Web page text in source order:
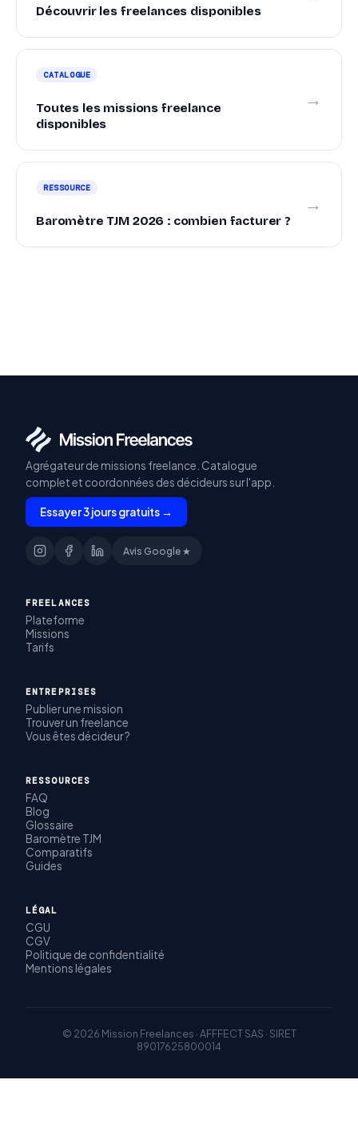
Découvrir les freelances disponibles
CATALOGUE
Toutes les missions freelance
disponibles
→
RESSOURCE
Baromètre TJM 2026 : combien facturer ?
→
Agrégateur de missions freelance. Catalogue
complet et coordonnées des décideurs sur l'app.
Essayer 3 jours gratuits →
Avis Google ★
FREELANCES
Plateforme
Missions
Tarifs
ENTREPRISES
Publier une mission
Trouver un freelance
Vous êtes décideur ?
RESSOURCES
FAQ
Blog
Glossaire
Baromètre TJM
Comparatifs
Guides
LÉGAL
CGU
CGV
Politique de confidentialité
Mentions légales
© 2026 Mission Freelances · AFFFECT SAS · SIRET
89017625800014